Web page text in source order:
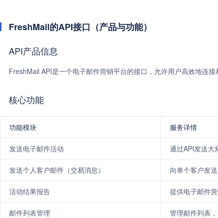
FreshMail的API接口（产品与功能）
API产品信息
FreshMail API是一个电子邮件营销平台的接口，允许用户高效地连
核心功能
功能模块 服务详情
发送电子邮件活动 通过API发送大
发送个人客户邮件（交易消息） 向单个客户发
活动结果报告 提供电子邮件
邮件列表管理 管理邮件列表